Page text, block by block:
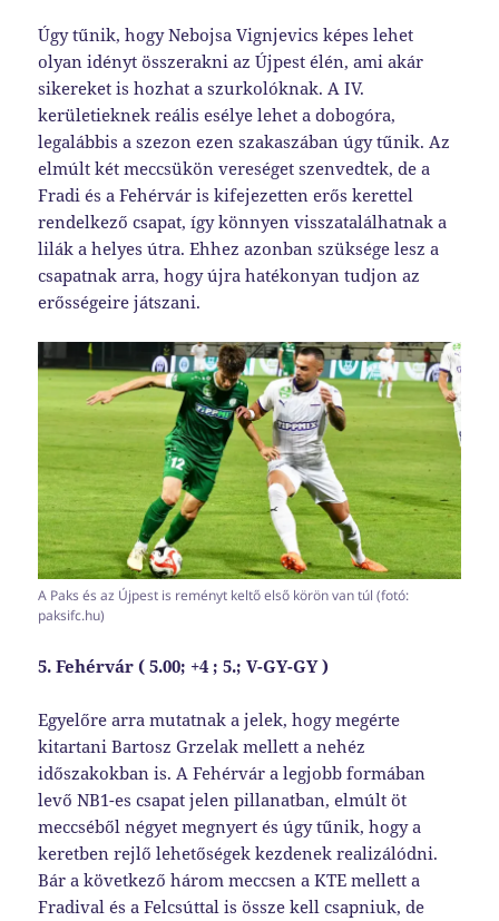
Úgy tűnik, hogy Nebojsa Vignjevics képes lehet
olyan idényt összerakni az Újpest élén, ami akár
sikereket is hozhat a szurkolóknak. A IV.
kerületieknek reális esélye lehet a dobogóra,
legalábbis a szezon ezen szakaszában úgy tűnik. Az
elmúlt két meccsükön vereséget szenvedtek, de a
Fradi és a Fehérvár is kifejezetten erős kerettel
rendelkező csapat, így könnyen visszatalálhatnak a
lilák a helyes útra. Ehhez azonban szüksége lesz a
csapatnak arra, hogy újra hatékonyan tudjon az
erősségeire játszani.
A Paks és az Újpest is reményt keltő első körön van túl (fotó:
paksifc.hu)
5. Fehérvár ( 5.00; +4 ; 5.; V-GY-GY )
Egyelőre arra mutatnak a jelek, hogy megérte
kitartani Bartosz Grzelak mellett a nehéz
időszakokban is. A Fehérvár a legjobb formában
levő NB1-es csapat jelen pillanatban, elmúlt öt
meccséből négyet megnyert és úgy tűnik, hogy a
keretben rejlő lehetőségek kezdenek realizálódni.
Bár a következő három meccsen a KTE mellett a
Fradival és a Felcsúttal is össze kell csapniuk, de